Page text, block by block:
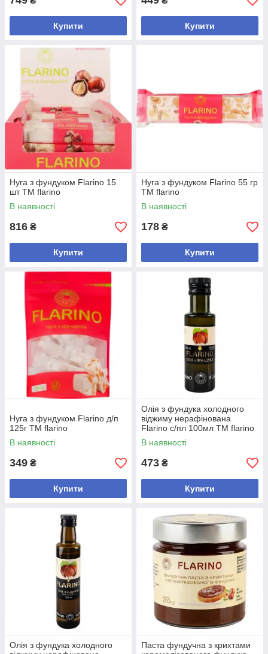
Купити Купити
Нуга з фундуком Flarino 15
шт ТМ flarino
В наявності
816 ₴
Купити
Нуга з фундуком Flarino 55 гр
ТМ flarino
В наявності
178 ₴
Купити
Нуга з фундуком Flarino д/п
125г ТМ flarino
В наявності
349 ₴
Купити
Олія з фундука холодного
віджиму нерафінована
Flarino с/пл 100мл ТМ flarino
В наявності
473 ₴
Купити
Олія з фундука холодного
Паста фундучна з крихтами